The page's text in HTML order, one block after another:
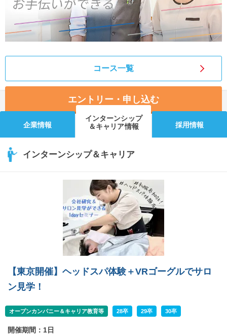
コース一覧
エントリー・申し込む
企業情報
インターンシップ
＆キャリア情報
採用情報
インターンシップ＆キャリア
【東京開催】ヘッドスパ体験＋VRゴーグルでサロ
ン見学！
オープンカンパニー＆キャリア教育等 28卒 29卒 30卒
開催期間：1日